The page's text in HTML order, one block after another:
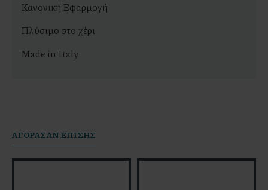
Κανονική Εφαρμογή
Πλύσιμο στο χέρι
Made in Italy
AΓΟΡΆΣΑΝ ΕΠΊΣΗΣ